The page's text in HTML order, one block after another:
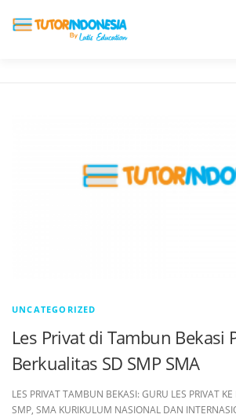
UNCATEGORIZED
Les Privat di Tambun Bekasi
Berkualitas SD SMP SMA
LES PRIVAT TAMBUN BEKASI: GURU LES PRIVAT
SMP, SMA KURIKULUM NASIONAL DAN